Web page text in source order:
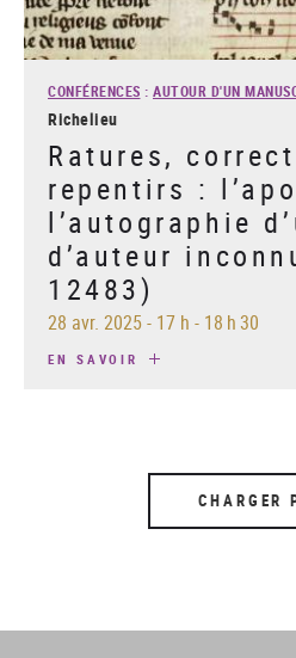
CONFÉRENCES : AUTOUR D'UN
Richelieu
Ratures,
repentirs :
l’autographie
d’auteur
12483)
28 avr. 2025- 17 h - 18 h 30
EN SAVOIR
CHARGER